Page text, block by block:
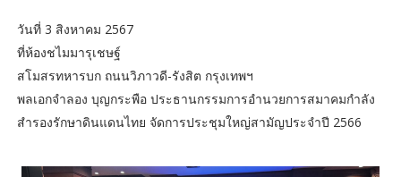
วันที่ 3 สิงหาคม 2567
ที่ห้องชไมมารุเชษฐ์
สโมสรทหารบก ถนนวิภาวดี-รังสิต กรุงเทพฯ
พลเอกจำลอง บุญกระพือ ประธานกรรมการอำนวยการสมาคมกำลัง
สำรองรักษาดินแดนไทย จัดการประชุมใหญ่สามัญประจำปี 2566